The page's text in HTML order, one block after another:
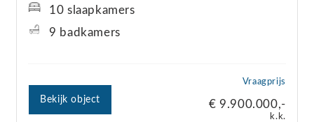
Vraagprijs
€ 9.900.000,-
k.k.
10 slaapkamers
9 badkamers
Bekijk object